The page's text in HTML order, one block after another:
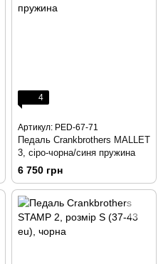
4
Артикул: PED-67-71
Педаль Crankbrothers MALLET
3, сіро-чорна/синя пружина
6 750 грн